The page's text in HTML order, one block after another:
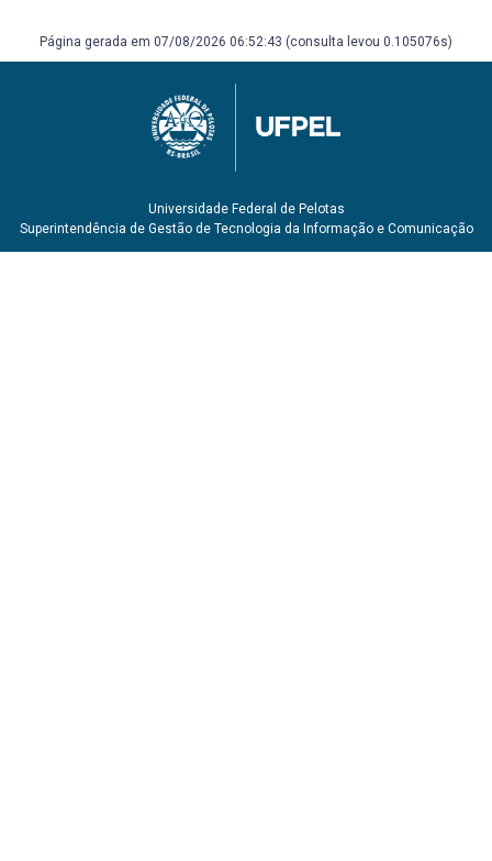
Página gerada em 07/08/2026 06:52:43 (consulta levou 0.105076s)
Universidade Federal de Pelotas
Superintendência de Gestão de Tecnologia da Informação e Comunicação